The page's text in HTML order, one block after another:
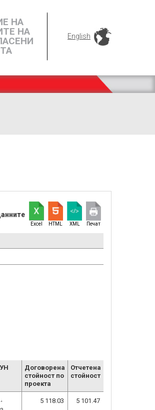
НА
НА
English
Excel HTML XML Печат
Договорена
стойност по
проекта
Отчетена
стойност
5 118.03 5 101.47